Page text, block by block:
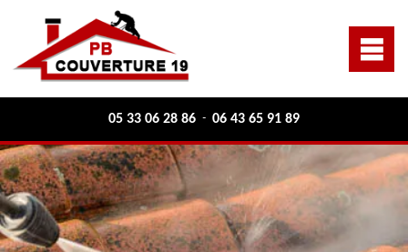
05 33 06 28 86 - 06 43 65 91 89